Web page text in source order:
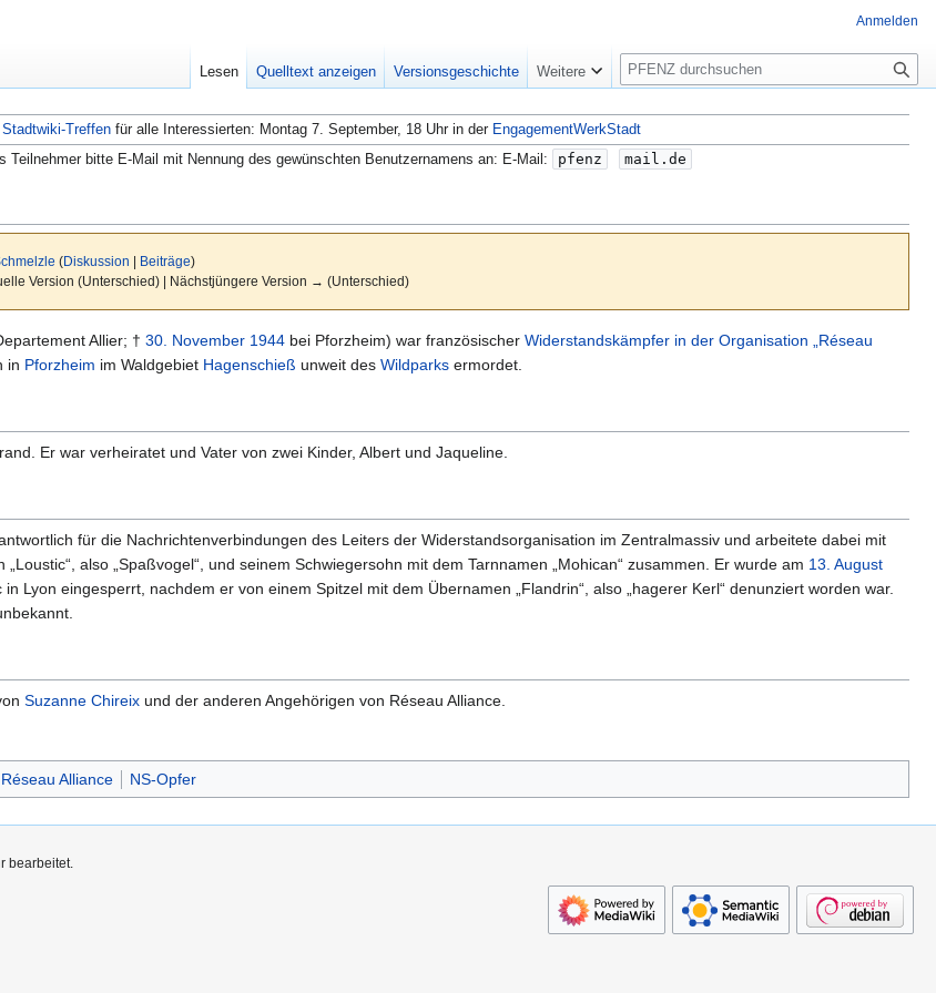
Stadtwiki-Treffen für alle Interessierten: Montag 7. September, 18 Uhr in der EngagementWerkStadt
Teilnehmer bitte E-Mail mit Nennung des gewünschten Benutzernamens an: E-Mail:
pfenz mail.de
(Diskussion | Beiträge)
Version (Unterschied) | Nächstjüngere Version → (Unterschied)
Allier; † 30. November 1944 bei Pforzheim) war französischer Widerstandskämpfer in der Organisation „Réseau
in Pforzheim im Waldgebiet Hagenschieß unweit des Wildparks ermordet.
Er war verheiratet und Vater von zwei Kinder, Albert und Jaqueline.
für die Nachrichtenverbindungen des Leiters der Widerstandsorganisation im Zentralmassiv und arbeitete dabei mit
also „Spaßvogel“, und seinem Schwiegersohn mit dem Tarnnamen „Mohican“ zusammen. Er wurde am 13. August
Lyon eingesperrt, nachdem er von einem Spitzel mit dem Übernamen „Flandrin“, also „hagerer Kerl“ denunziert worden war.
Suzanne Chireix und der anderen Angehörigen von Réseau Alliance.
Alliance NS-Opfer
Anmelden
Lesen Quelltext anzeigen Versionsgeschichte Weitere
S
u
c
h
e
bearbeitet.